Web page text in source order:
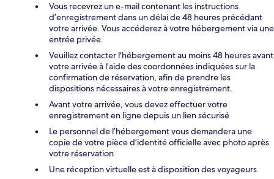
Vous recevrez un e-mail contenant les instructions
d’enregistrement dans un délai de 48 heures précédant
votre arrivée. Vous accéderez à votre hébergement via une
entrée privée.
Veuillez contacter l'hébergement au moins 48 heures avant
votre arrivée à l'aide des coordonnées indiquées sur la
confirmation de réservation, afin de prendre les
dispositions nécessaires à votre enregistrement.
Avant votre arrivée, vous devez effectuer votre
enregistrement en ligne depuis un lien sécurisé
Le personnel de l’hébergement vous demandera une
copie de votre pièce d’identité officielle avec photo après
votre réservation
Une réception virtuelle est à disposition des voyageurs